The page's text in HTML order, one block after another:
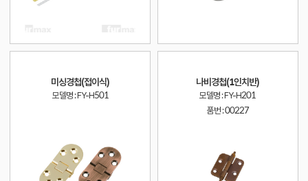
미싱경첩(접이식)
모델명 : FY-H501
나비경첩(1인치반)
모델명 : FY-H201
품번 :00227